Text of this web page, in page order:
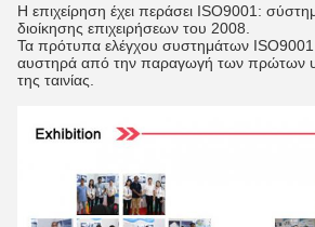
Η επιχείρηση έχει περάσει ISO9001:
διοίκησης επιχειρήσεων του 2008.
Τα πρότυπα ελέγχου συστημάτων ISO9001
αυστηρά από την παραγωγή των πρώτων
της ταινίας.